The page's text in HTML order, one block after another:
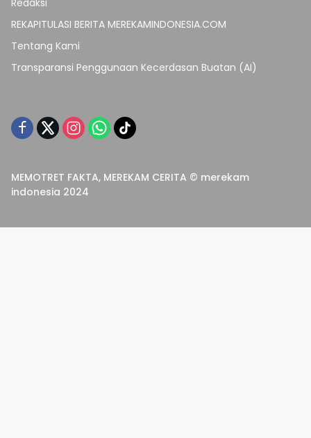
Redaksi
REKAPITULASI BERITA MEREKAMINDONESIA.COM
Tentang Kami
Transparansi Penggunaan Kecerdasan Buatan (AI)
MEMOTRET FAKTA, MEREKAM CERITA © merekam
indonesia 2024